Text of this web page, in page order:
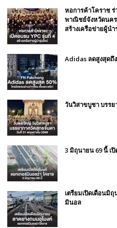
หอการค้าโคราช
พาณิชย์จังหวัดนคร
สร้างเครือข่ายผู้น
Adidas ลดสูงสุดถึ
วันวิสาขบูชา บรร
3 มิถุนายน 69 นี้ เ
เตรียมเปิดเดือนมิ
มินอล